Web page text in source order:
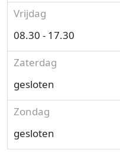
Vrijdag
08.30 - 17.30
Zaterdag
gesloten
Zondag
gesloten